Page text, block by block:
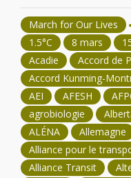
March for Our Lives
1.5°C
8 mars
Acadie
Accord de
Accord Kunming-
AEI
AFESH
agrobiologie
ALÉNA
Allemagne
Alliance pour le
Alliance Transit